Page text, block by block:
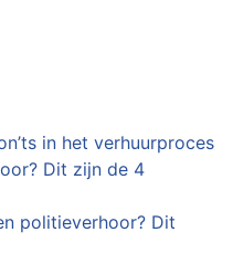
in het verhuurproces
Dit zijn de 4
politieverhoor? Dit